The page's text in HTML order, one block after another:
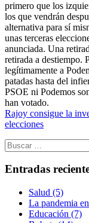
primero que los
los que vendrán
alternativa para sí
unas terceras
anunciada. Una
retirada a destiempo.
legítimamente a
patadas hasta del
PSOE ni Podemos
han votado.
Rajoy consigue la
elecciones
Buscar:
Entradas
Salud (5)
La pandemia
Educación (7)